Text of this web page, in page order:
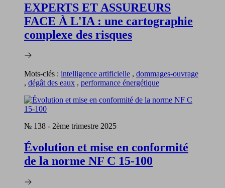
EXPERTS ET ASSUREURS
FACE À L'IA : une cartographie
complexe des risques
Mots-clés : intelligence artificielle , dommages-ouvrage
, dégât des eaux , performance énergétique
№ 138 - 2ème trimestre 2025
Évolution et mise en conformité
de la norme NF C 15-100